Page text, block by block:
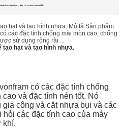
để tạo hạt nhựa , Máy cắt cacbua vonfram ODM
hạt và tạo hình nhựa. Mô tả Sản phẩm:
các đặc tính chống mài mòn cao, chống
sử dụng rộng rãi ...
tạo hạt và tạo hình nhựa.
có các đặc tính chống
và đặc tính nén tốt. Nó
công và cắt nhựa bụi và các
các đặc tính cao của máy
khí.